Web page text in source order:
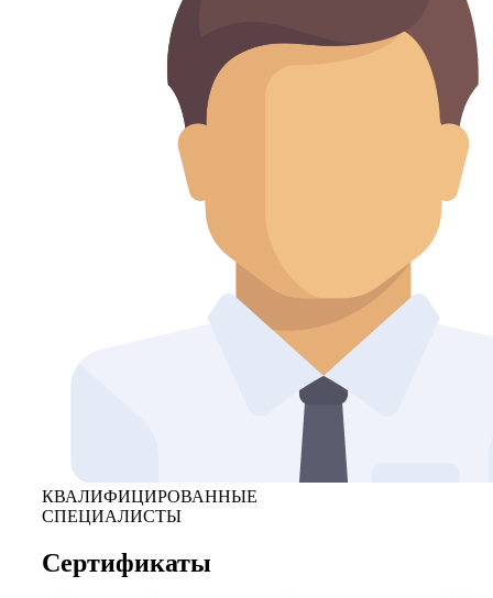
КВАЛИФИЦИРОВАННЫЕ
СПЕЦИАЛИСТЫ
Сертификаты